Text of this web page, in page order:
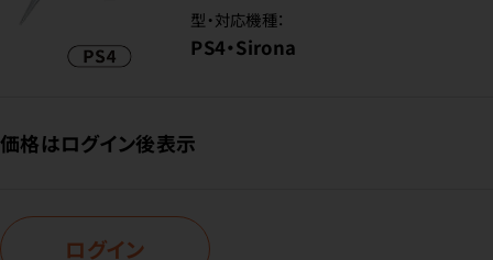
型・対応機種：
PS4・Sirona
価格はログイン後表示
ログイン